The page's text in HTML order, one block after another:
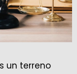
un terreno